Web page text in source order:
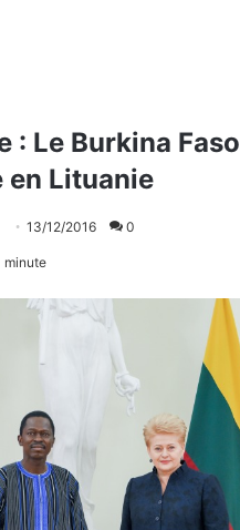
: Le Burkina Faso
en Lituanie
13/12/2016 0
minute